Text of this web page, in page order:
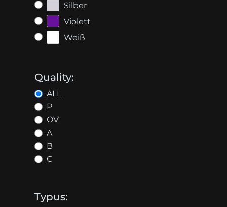
Silber
Violett
Weiß
Quality:
ALL
P
OV
A
B
C
Typus: